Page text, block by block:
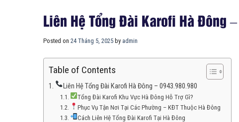
Liên Hệ Tổng Đài Karofi Hà Đông
Posted on 24 Tháng 5, 2025 by admin
Table of Contents
Liên Hệ Tổng Đài Karofi Hà Đông – 0943.980.980
Tổng Đài Karofi Khu Vực Hà Đông Hỗ Trợ Gì?
Phục Vụ Tận Nơi Tại Các Phường – KĐT Thuộc Hà Đông
Cách Liên Hệ Tổng Đài Karofi Tại Hà Đông